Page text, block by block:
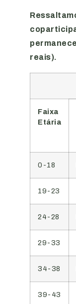
reais).
Faixa
Etária
0-18
19-23
24-28
29-33
34-38
39-43